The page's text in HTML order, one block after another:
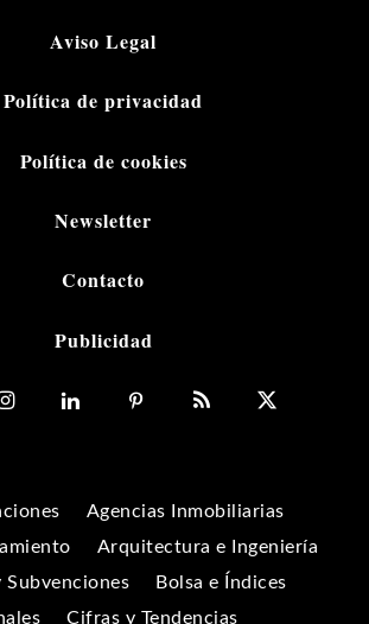
Aviso Legal
Política de privacidad
Política de cookies
Newsletter
Contacto
Publicidad
Agencias Inmobiliarias
Arquitectura e Ingeniería
Subvenciones
Bolsa e Índices
Cifras y Tendencias